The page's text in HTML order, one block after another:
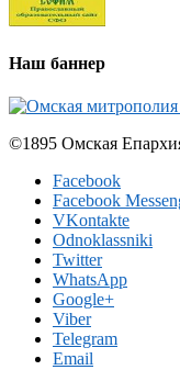
Наш баннер
©1895 Омская
Facebook
Facebook
VKontakte
Odnoklassniki
Twitter
WhatsApp
Google+
Viber
Telegram
Email